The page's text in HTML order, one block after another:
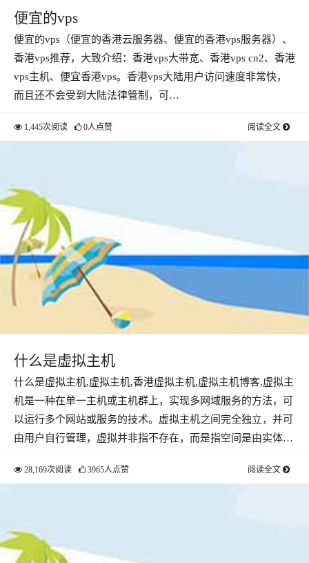
便宜的vps
便宜的vps（便宜的香港云服务器、便宜的香港vps服务器）、
香港vps推荐，大致介绍：香港vps大带宽、香港vps cn2、香港
vps主机、便宜香港vps。香港vps大陆用户访问速度非常快，
而且还不会受到大陆法律管制，可…
1,445次阅读 0人点赞 阅读全文
什么是虚拟主机
什么是虚拟主机,虚拟主机,香港虚拟主机,虚拟主机博客,虚拟主
机是一种在单一主机或主机群上，实现多网域服务的方法，可
以运行多个网站或服务的技术。虚拟主机之间完全独立，并可
由用户自行管理，虚拟并非指不存在，而是指空间是由实体…
28,169次阅读 3965人点赞 阅读全文